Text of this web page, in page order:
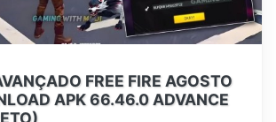
FREE FIRE AGOSTO
APK 66.46.0 ADVANCE